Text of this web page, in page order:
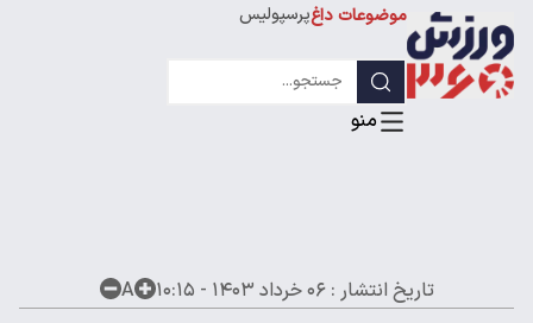
موضوعات داغپرسپولیس
لیگ قهرمانان
تاریخ انتشار :۰۶ خرداد ۱۴۰۳ - ۱۰:۱۵ A